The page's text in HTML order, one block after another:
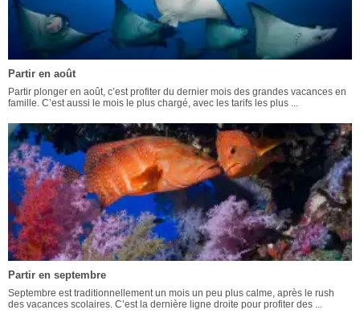
Partir en août
Partir plonger en août, c’est profiter du dernier mois des grandes vacances en
famille. C’est aussi le mois le plus chargé, avec les tarifs les plus ...
Partir en septembre
Septembre est traditionnellement un mois un peu plus calme, après le rush
des vacances scolaires. C’est la dernière ligne droite pour profiter des ...